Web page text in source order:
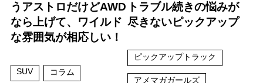
うアストロだけどAWD
なら上げて、ワイルド
な雰囲気が相応しい！
SUV コラム
トラブル続きの悩みが
尽きないピックアップ
ピックアップトラック
アメマガガールズ